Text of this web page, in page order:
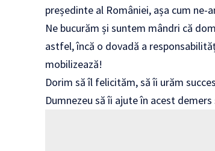
președinte al României, așa cum ne-
Ne bucurăm și suntem mândri că
astfel, încă o dovadă a
mobilizează!
Dorim să îl felicităm, să îi urăm
Dumnezeu să îi ajute în acest